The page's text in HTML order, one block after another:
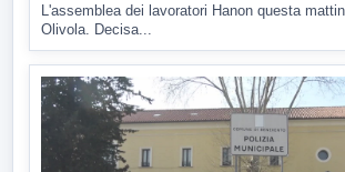
L'assemblea dei lavoratori Hanon questa
Olivola. Decisa...